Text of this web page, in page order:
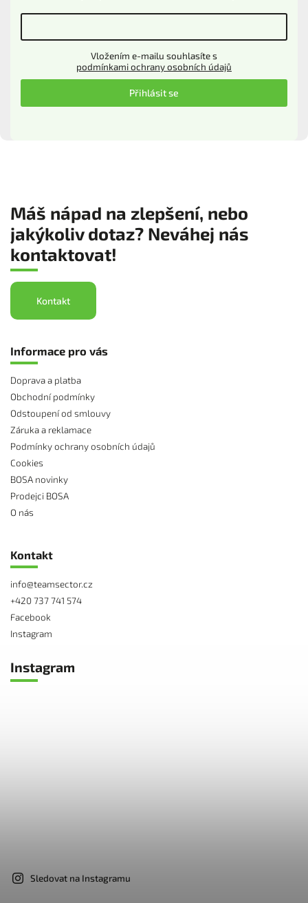
podmínkami ochrany osobních údajů
Přihlásit se
Máš nápad na zlepšení, nebo
jakýkoliv dotaz? Neváhej nás
kontaktovat!
Kontakt
Informace pro vás
Doprava a platba
Obchodní podmínky
Odstoupení od smlouvy
Záruka a reklamace
Podmínky ochrany osobních údajů
Cookies
BOSA novinky
Prodejci BOSA
O nás
Kontakt
info@teamsector.cz
+420 737 741 574
Facebook
Instagram
Instagram
Sledovat na Instagramu